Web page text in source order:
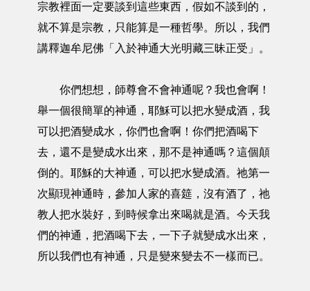
宗教裡面一定要談到這些東西，假如不談到的，
就不算是宗教，只能算是一種哲學。所以，我們
講釋迦牟尼佛「入於神通大光明藏三昧正受」。
你們想想，師尊會不會神通呢？我也會啊！
舉一個很簡單的神通，耶穌可以把水變成酒，我
可以把酒變成水，你們也會啊！你們把酒喝下
去，還不是變成水出來，那不是神通嗎？這個顛
倒的。耶穌的大神通，可以把水變成酒。祂第一
次顯現神通時，參加人家的喜筵，沒有酒了，祂
教人把水裝好，到時候拿出來喝就是酒。今天我
們的神通，把酒喝下去，一下子就變成水出來，
所以我們也有神通，只是變來變去不一樣而已。